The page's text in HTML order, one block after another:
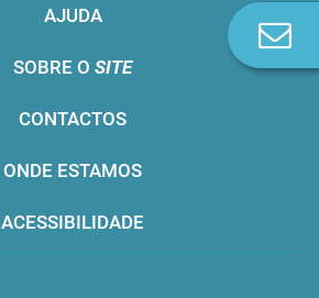
AJUDA
SOBRE O SITE
CONTACTOS
ONDE ESTAMOS
ACESSIBILIDADE